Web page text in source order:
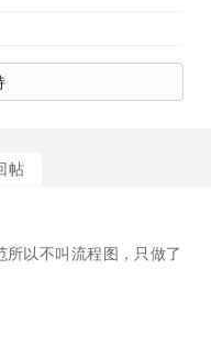
帖
以不叫流程图，只做了